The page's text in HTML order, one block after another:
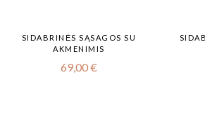
SIDABRINĖS SĄSAGOS SU
AKMENIMIS
69,00€